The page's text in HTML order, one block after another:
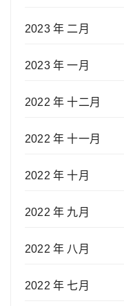
2023 年 二月
2023 年 一月
2022 年 十二月
2022 年 十一月
2022 年 十月
2022 年 九月
2022 年 八月
2022 年 七月